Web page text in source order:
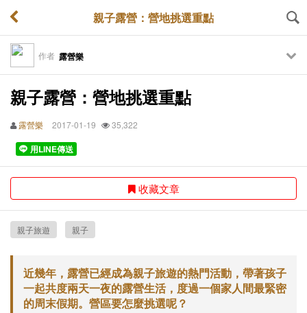
親子露營：營地挑選重點
作者 露營樂
親子露營：營地挑選重點
露營樂 2017-01-19 35,322
用LINE傳送
收藏文章
親子旅遊 親子
近幾年，露營已經成為親子旅遊的熱門活動，帶著孩子
一起共度兩天一夜的露營生活，度過一個家人間最緊密
的周末假期。營區要怎麼挑選呢？